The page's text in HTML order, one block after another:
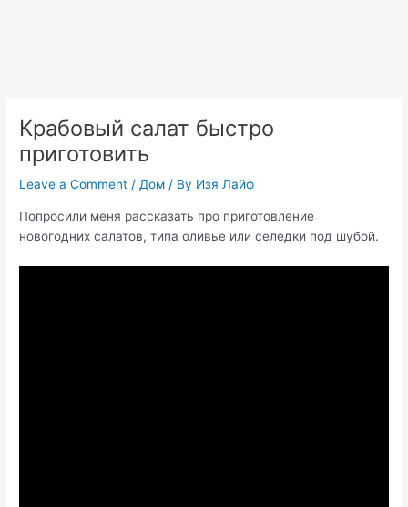
Крабовый салат быстро
приготовить
Leave a Comment /Дом / By Изя Лайф
Попросили меня рассказать про приготовление
новогодних салатов, типа оливье или селедки под шубой.